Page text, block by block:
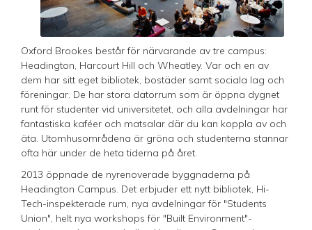
Oxford Brookes består för närvarande av tre campus:
Headington, Harcourt Hill och Wheatley. Var och en av
dem har sitt eget bibliotek, bostäder samt sociala lag och
föreningar. De har stora datorrum som är öppna dygnet
runt för studenter vid universitetet, och alla avdelningar har
fantastiska kaféer och matsalar där du kan koppla av och
äta. Utomhusområdena är gröna och studenterna stannar
ofta här under de heta tiderna på året.
2013 öppnade de nyrenoverade byggnaderna på
Headington Campus. Det erbjuder ett nytt bibliotek, Hi-
Tech-inspekterade rum, nya avdelningar för "Students
Union", helt nya workshops för "Built Environment"-